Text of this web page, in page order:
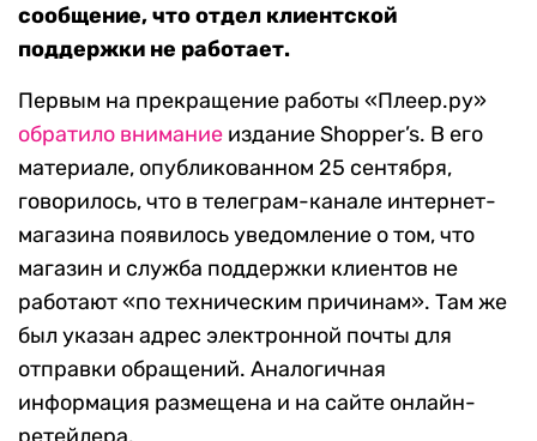
сообщение, что отдел клиентской
поддержки не работает.
Первым на прекращение работы «Плеер.ру»
обратило внимание издание Shopper’s. В его
материале, опубликованном 25 сентября,
говорилось, что в телеграм-канале интернет-
магазина появилось уведомление о том, что
магазин и служба поддержки клиентов не
работают «по техническим причинам». Там же
был указан адрес электронной почты для
отправки обращений. Аналогичная
информация размещена и на сайте онлайн-